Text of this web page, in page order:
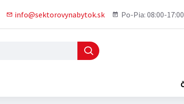
info@sektorovynabytok.sk Po-Pia: 08:00-